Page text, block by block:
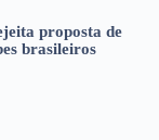
proposta de
brasileiros